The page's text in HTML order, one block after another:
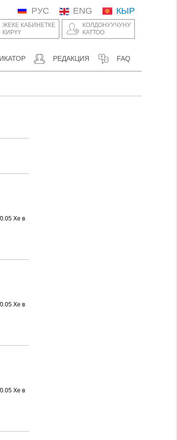
РУС ENG КЫР
ЖЕКЕ КАБИНЕТКЕ
КИРҮҮ
КОЛДОНУУЧУНУ
КАТТОО
РЕДАКЦИЯ FAQ
Xe в
Xe в
Xe в